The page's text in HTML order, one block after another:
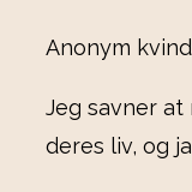
Anonym
Jeg savner at
deres liv, og